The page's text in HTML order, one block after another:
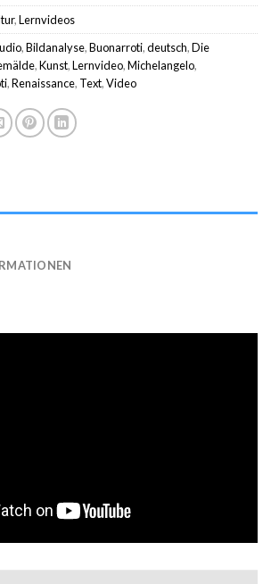
,Lernvideos
,Bildanalyse,Buonarroti,deutsch,Die
,Kunst,Lernvideo,Michelangelo,
,Renaissance, Text,Video